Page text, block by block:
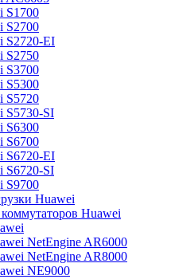
S1700
S2700
S2720-EI
S2750
S3700
S5300
S5720
S5730-SI
S6300
S6700
S6720-EI
S6720-SI
S9700
Huawei
Huawei
NetEngine AR6000
NetEngine AR8000
NE9000